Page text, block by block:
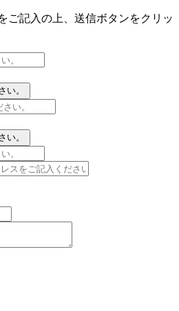
ご記入の上、送信ボタンをクリッ
い。
い。